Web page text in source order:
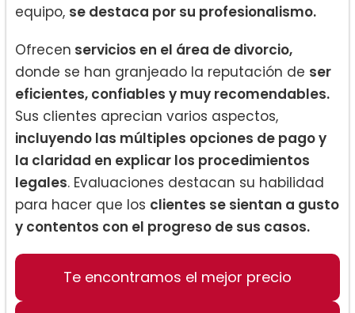
equipo, se destaca por su profesionalismo.
Ofrecen servicios en el área de divorcio,
donde se han granjeado la reputación de ser
eficientes, confiables y muy recomendables.
Sus clientes aprecian varios aspectos,
incluyendo las múltiples opciones de pago y
la claridad en explicar los procedimientos
legales. Evaluaciones destacan su habilidad
para hacer que los clientes se sientan a gusto
y contentos con el progreso de sus casos.
Te encontramos el mejor precio